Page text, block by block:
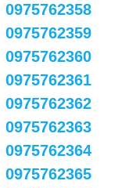
0975762358
0975762359
0975762360
0975762361
0975762362
0975762363
0975762364
0975762365